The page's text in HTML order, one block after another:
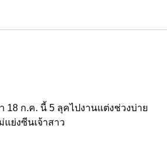
ก.ค. นี้ 5 ลุคไปงานแต่งช่วงบ่าย
แย่งซีนเจ้าสาว